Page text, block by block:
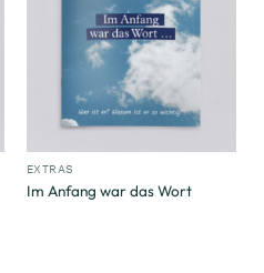
EXTRAS
Im Anfang war das Wort